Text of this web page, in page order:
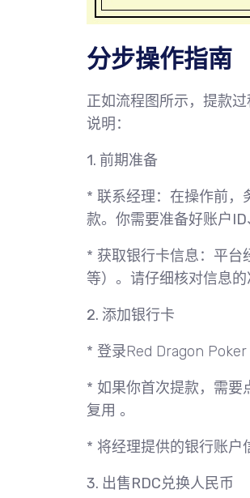
分步操作指南
正如流程图所示，提款
说明：
1. 前期准备
* 联系经理：在操作前，
款。你需要准备好账户ID
* 获取银行卡信息：平台
等）。请仔细核对信息的
2. 添加银行卡
* 登录Red Dragon Poker
* 如果你首次提款，需要
复用 。
* 将经理提供的银行账户
3. 出售RDC兑换人民币